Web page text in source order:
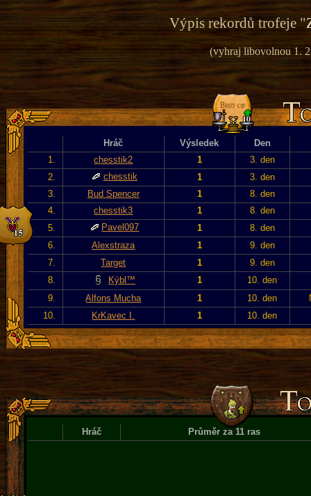
Výpis rekordů trofeje "
(vyhraj libovolnou 1.
Hráč Výsledek
Den
1.
chesstik2 1
3. den
2.
chesstik 1
3. den
3.
Bud Spencer 1
8. den
4.
chesstik3 1
8. den
5.
Pavel097 1
8. den
6.
Alexstraza 1
9. den
7.
Target 1
9. den
8.
Kýbl™ 1
10. den
9.
Alfons Mucha 1 10. den
10.
KrKavec I. 1 10. den
Hráč Průměr za 11 ras